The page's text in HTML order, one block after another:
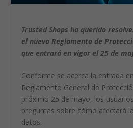
Trusted Shops ha querido
el nuevo Reglamento de
que entrará en vigor el 25 de
Conforme se acerca la entrada
Reglamento General de
próximo 25 de mayo, los
preguntas sobre cómo afectará
datos.